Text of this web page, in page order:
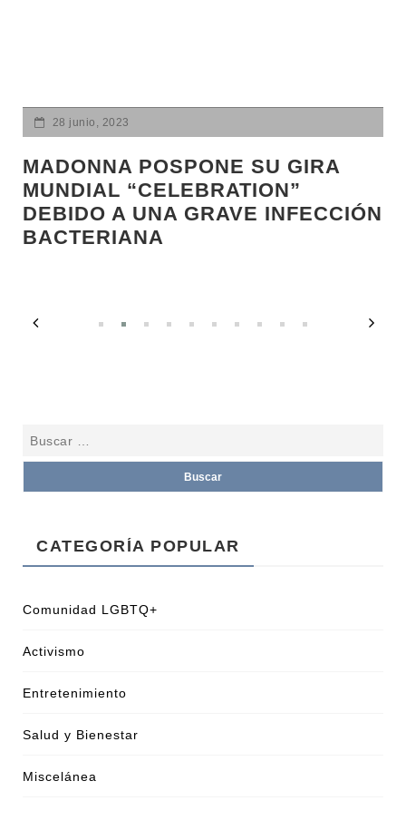
28 junio, 2023
MADONNA POSPONE SU GIRA
MUNDIAL “CELEBRATION”
DEBIDO A UNA GRAVE INFECCIÓN
BACTERIANA
CATEGORÍA POPULAR
Comunidad LGBTQ+
Activismo
Entretenimiento
Salud y Bienestar
Miscelánea
LA SOMBRA DE LA